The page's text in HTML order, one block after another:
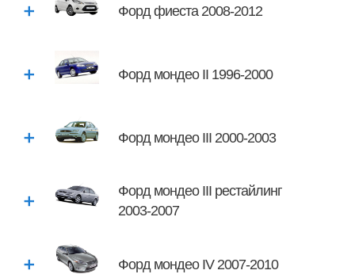
Форд фиеста 2008-2012
Форд мондео II 1996-2000
Форд мондео III 2000-2003
Форд мондео III рестайлинг
2003-2007
Форд мондео IV 2007-2010